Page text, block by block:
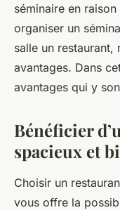
séminaire en
organiser un
salle un restaurant,
avantages. Dans
avantages qui y
Bénéficier
spacieux et
Choisir un
vous offre la